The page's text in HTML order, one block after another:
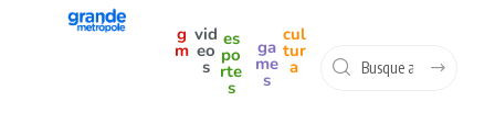
g
m
vid
eo
s
es
po
rte
s
ga
me
s
cul
tur
a